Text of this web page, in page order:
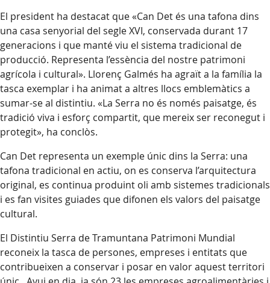
El president ha destacat que «Can Det és una tafona dins
una casa senyorial del segle XVI, conservada durant 17
generacions i que manté viu el sistema tradicional de
producció. Representa l’essència del nostre patrimoni
agrícola i cultural». Llorenç Galmés ha agraït a la família la
tasca exemplar i ha animat a altres llocs emblemàtics a
sumar-se al distintiu. «La Serra no és només paisatge, és
tradició viva i esforç compartit, que mereix ser reconegut i
protegit», ha conclòs.
Can Det representa un exemple únic dins la Serra: una
tafona tradicional en actiu, on es conserva l’arquitectura
original, es continua produint oli amb sistemes tradicionals
i es fan visites guiades que difonen els valors del paisatge
cultural.
El Distintiu Serra de Tramuntana Patrimoni Mundial
reconeix la tasca de persones, empreses i entitats que
contribueixen a conservar i posar en valor aquest territori